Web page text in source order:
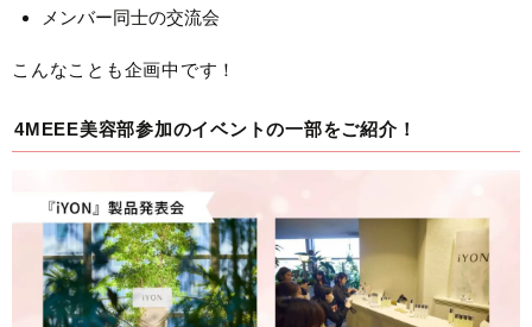
メンバー同士の交流会
こんなことも企画中です！
4MEEE美容部参加のイベントの一部をご紹介！